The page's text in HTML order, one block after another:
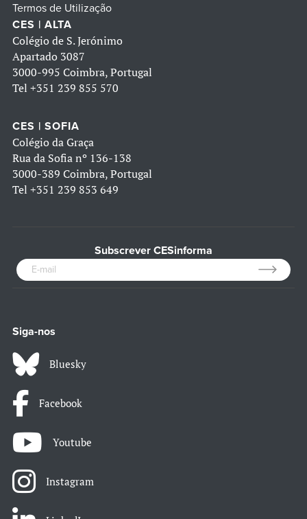
Termos de Utilização
CES | ALTA
Colégio de S. Jerónimo
Apartado 3087
3000-995 Coimbra, Portugal
Tel +351 239 855 570
CES | SOFIA
Colégio da Graça
Rua da Sofia nº 136-138
3000-389 Coimbra, Portugal
Tel +351 239 853 649
Subscrever CESinforma
Siga-nos
Bluesky
Facebook
Youtube
Instagram